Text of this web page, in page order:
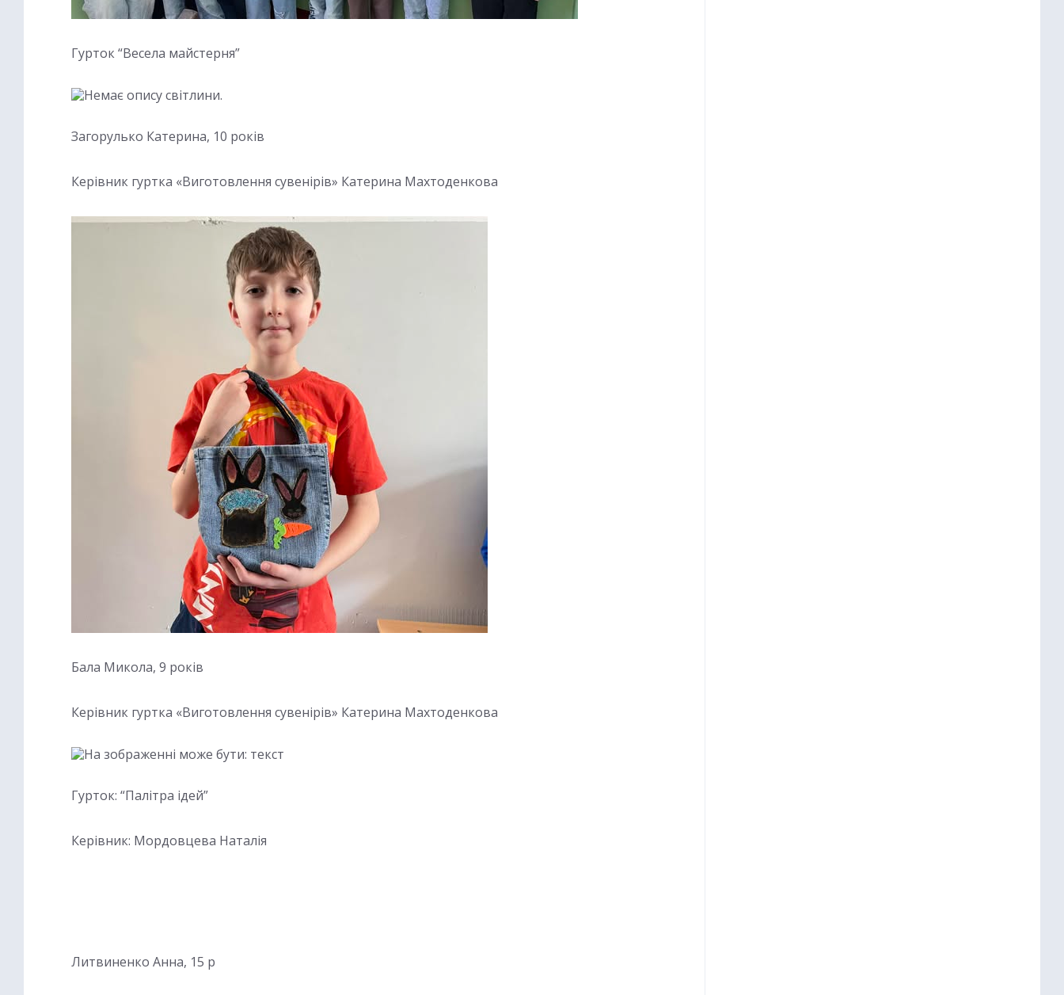
Гурток “Весела майстерня”
Загорулько Катерина, 10 років
Керівник гуртка «Виготовлення сувенірів» Катерина Махтоденкова
Бала Микола, 9 років
Керівник гуртка «Виготовлення сувенірів» Катерина Махтоденкова
Гурток: “Палітра ідей”
Керівник: Мордовцева Наталія
Литвиненко Анна, 15 р